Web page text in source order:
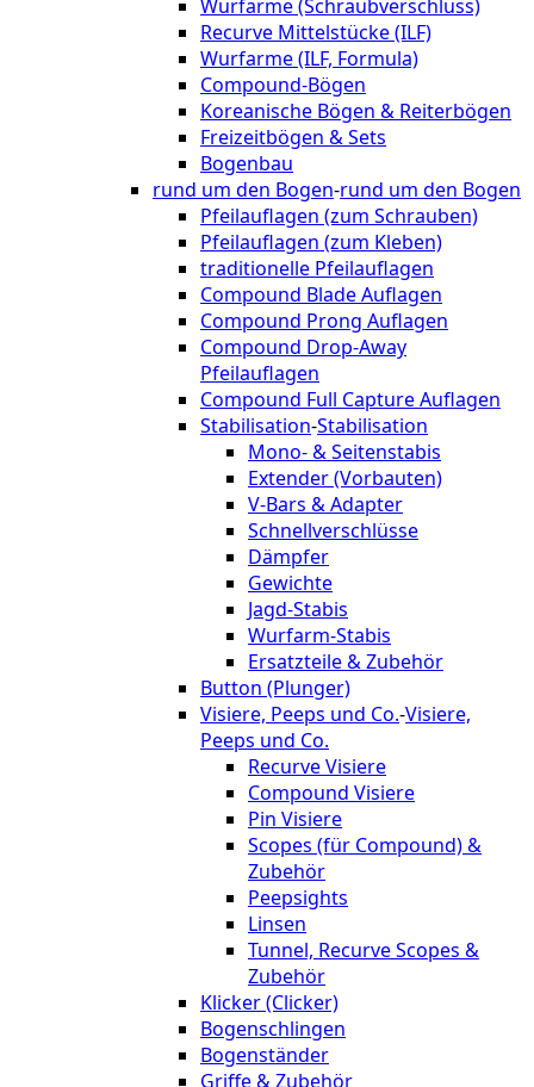
Wurfarme (Schraubverschluss)
Recurve Mittelstücke (ILF)
Wurfarme (ILF, Formula)
Compound-Bögen
Koreanische Bögen & Reiterbögen
Freizeitbögen & Sets
Bogenbau
rund um den Bogen-rund um den Bogen
Pfeilauflagen (zum Schrauben)
Pfeilauflagen (zum Kleben)
traditionelle Pfeilauflagen
Compound Blade Auflagen
Compound Prong Auflagen
Compound Drop-Away
Pfeilauflagen
Compound Full Capture Auflagen
Stabilisation-Stabilisation
Mono- & Seitenstabis
Extender (Vorbauten)
V-Bars & Adapter
Schnellverschlüsse
Dämpfer
Gewichte
Jagd-Stabis
Wurfarm-Stabis
Ersatzteile & Zubehör
Button (Plunger)
Visiere, Peeps und Co.-Visiere,
Peeps und Co.
Recurve Visiere
Compound Visiere
Pin Visiere
Scopes (für Compound) &
Zubehör
Peepsights
Linsen
Tunnel, Recurve Scopes &
Zubehör
Klicker (Clicker)
Bogenschlingen
Bogenständer
Griffe & Zubehör